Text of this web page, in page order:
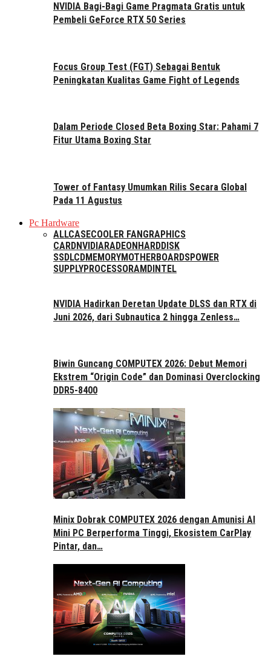
NVIDIA Bagi-Bagi Game Pragmata Gratis untuk
Pembeli GeForce RTX 50 Series
Focus Group Test (FGT) Sebagai Bentuk
Peningkatan Kualitas Game Fight of Legends
Dalam Periode Closed Beta Boxing Star: Pahami 7
Fitur Utama Boxing Star
Tower of Fantasy Umumkan Rilis Secara Global
Pada 11 Agustus
Pc Hardware
ALLCASECOOLER FAN GRAPHICS
CARDNVIDIARADEON HARDDISK
SSDLCDMEMORYMOTHERBOARDSPOWER
SUPPLYPROCESSORAMD INTEL
NVIDIA Hadirkan Deretan Update DLSS dan RTX di
Juni 2026, dari Subnautica 2 hingga Zenless…
Biwin Guncang COMPUTEX 2026: Debut Memori
Ekstrem “Origin Code” dan Dominasi Overclocking
DDR5-8400
Minix Dobrak COMPUTEX 2026 dengan Amunisi AI
Mini PC Berperforma Tinggi, Ekosistem CarPlay
Pintar, dan…